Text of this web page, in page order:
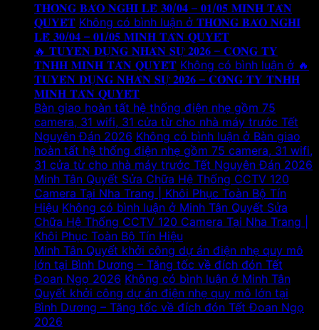
𝐓𝐇𝐎̂𝐍𝐆 𝐁𝐀́𝐎 𝐍𝐆𝐇𝐈̉ 𝐋𝐄̂̃ 𝟑𝟎/𝟎𝟒 – 𝟎𝟏/𝟎𝟓 𝐌𝐈𝐍𝐇 𝐓𝐀̂𝐍
𝐐𝐔𝐘𝐄̂́𝐓 Không có bình luận ở 𝐓𝐇𝐎̂𝐍𝐆 𝐁𝐀́𝐎 𝐍𝐆𝐇𝐈̉
𝐋𝐄̂̃ 𝟑𝟎/𝟎𝟒 – 𝟎𝟏/𝟎𝟓 𝐌𝐈𝐍𝐇 𝐓𝐀̂𝐍 𝐐𝐔𝐘𝐄̂́𝐓
🔥 𝐓𝐔𝐘𝐄̂̉𝐍 𝐃𝐔̣𝐍𝐆 𝐍𝐇𝐀̂𝐍 𝐒𝐔̛̣ 𝟐𝟎𝟐𝟔 – 𝐂𝐎̂𝐍𝐆 𝐓𝐘
𝐓𝐍𝐇𝐇 𝐌𝐈𝐍𝐇 𝐓𝐀̂𝐍 𝐐𝐔𝐘𝐄̂́𝐓 Không có bình luận ở 🔥
𝐓𝐔𝐘𝐄̂̉𝐍 𝐃𝐔̣𝐍𝐆 𝐍𝐇𝐀̂𝐍 𝐒𝐔̛̣ 𝟐𝟎𝟐𝟔 – 𝐂𝐎̂𝐍𝐆 𝐓𝐘 𝐓𝐍𝐇𝐇
𝐌𝐈𝐍𝐇 𝐓𝐀̂𝐍 𝐐𝐔𝐘𝐄̂́𝐓
Bàn giao hoàn tất hệ thống điện nhẹ gồm 75
camera, 31 wifi, 31 cửa từ cho nhà máy trước Tết
Nguyên Đán 2026 Không có bình luận ở Bàn giao
hoàn tất hệ thống điện nhẹ gồm 75 camera, 31 wifi,
31 cửa từ cho nhà máy trước Tết Nguyên Đán 2026
Minh Tân Quyết Sửa Chữa Hệ Thống CCTV 120
Camera Tại Nha Trang | Khôi Phục Toàn Bộ Tín
Hiệu Không có bình luận ở Minh Tân Quyết Sửa
Chữa Hệ Thống CCTV 120 Camera Tại Nha Trang |
Khôi Phục Toàn Bộ Tín Hiệu
Minh Tân Quyết khởi công dự án điện nhẹ quy mô
lớn tại Bình Dương – Tăng tốc về đích đón Tết
Đoan Ngọ 2026 Không có bình luận ở Minh Tân
Quyết khởi công dự án điện nhẹ quy mô lớn tại
Bình Dương – Tăng tốc về đích đón Tết Đoan Ngọ
2026